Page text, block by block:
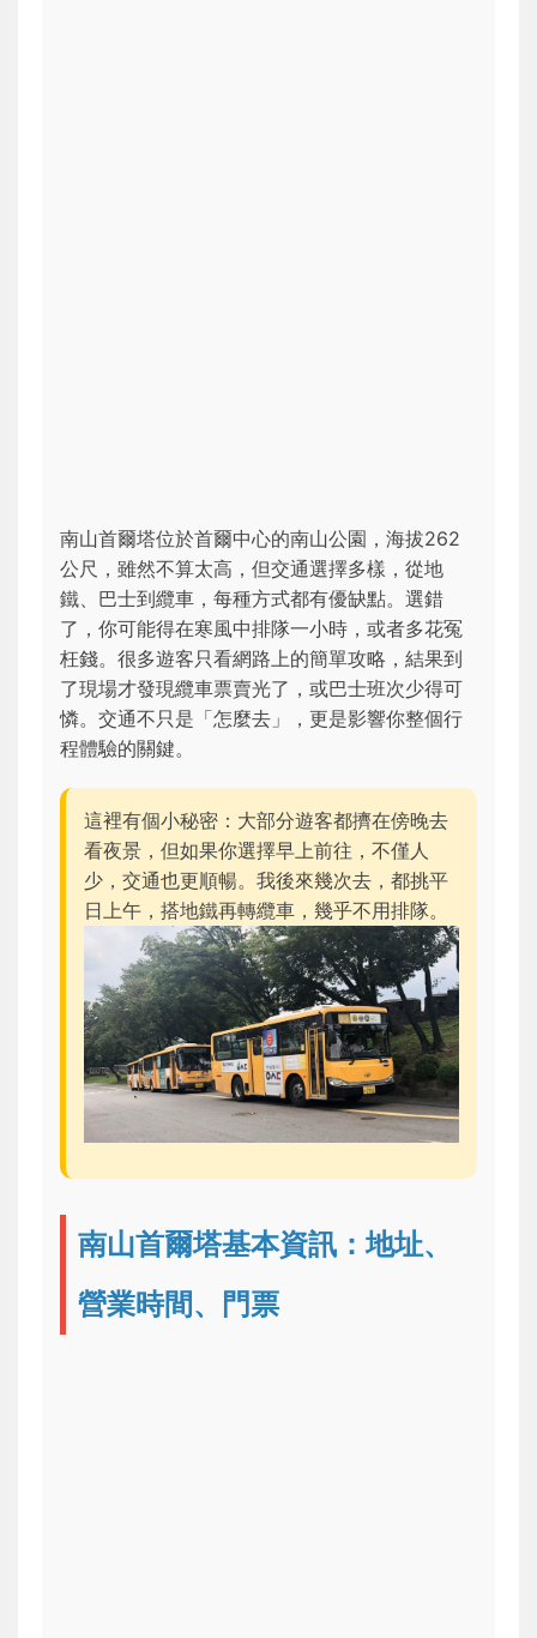
南山首爾塔位於首爾中心的南山公園，海拔262
公尺，雖然不算太高，但交通選擇多樣，從地
鐵、巴士到纜車，每種方式都有優缺點。選錯
了，你可能得在寒風中排隊一小時，或者多花冤
枉錢。很多遊客只看網路上的簡單攻略，結果到
了現場才發現纜車票賣光了，或巴士班次少得可
憐。交通不只是「怎麼去」，更是影響你整個行
程體驗的關鍵。
這裡有個小秘密：大部分遊客都擠在傍晚去
看夜景，但如果你選擇早上前往，不僅人
少，交通也更順暢。我後來幾次去，都挑平
日上午，搭地鐵再轉纜車，幾乎不用排隊。
南山首爾塔基本資訊：地址、
營業時間、門票